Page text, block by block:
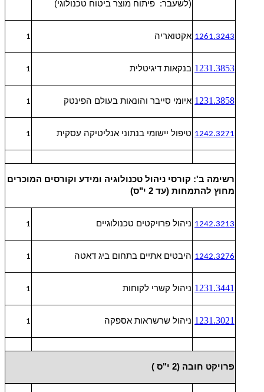
(לשעבר: פיתוח מוצר ביטוח טכנולוגי)
1261.3243 אקטואריה 1
1231.3853 בנקאות דיגיטלית 1
1231.3858 איומי סייבר והונאות בעולם הפינטק 1
1242.3271 טיפול יישומי בנתוני אנליטיקה עסקית 1
רשימה ב': קורסי ניהול טכנולוגיה ומידע וקורסים המוכרים
מחוץ להתמחות (עד 2 י"ס)
1242.3213 ניהול פרויקטים טכנולוגיים 1
1242.3276 היבטים אתיים בתחום ביג דאטה 1
1231.3441 ניהול קשרי לקוחות 1
1231.3021 ניהול שרשראות אספקה 1
פרויקט חובה (2 י"ס )